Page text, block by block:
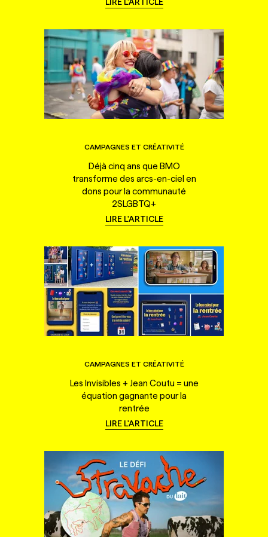
CAMPAGNES ET CRÉATIVITÉ
Déjà cinq ans que BMO
transforme des arcs-en-ciel en
dons pour la communauté
2SLGBTQ+
LIRE L'ARTICLE
CAMPAGNES ET CRÉATIVITÉ
Les Invisibles + Jean Coutu = une
équation gagnante pour la
rentrée
LIRE L'ARTICLE